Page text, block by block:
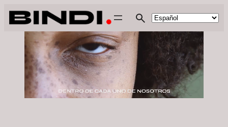
Saltar
al
contenido